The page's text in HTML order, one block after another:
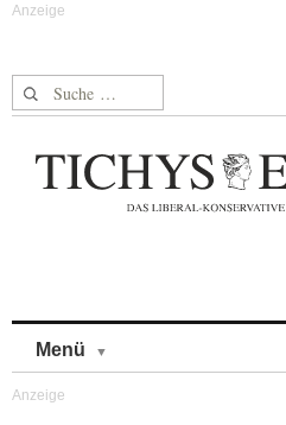
Suche nach:
Menü